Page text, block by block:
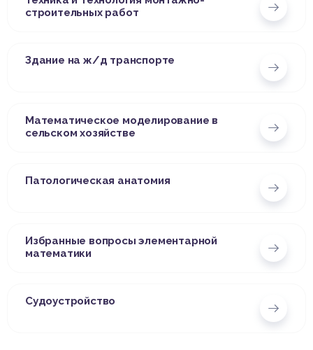
строительных работ
Здание на ж/д транспорте
Математическое моделирование в
сельском хозяйстве
Патологическая анатомия
Избранные вопросы элементарной
математики
Судоустройство